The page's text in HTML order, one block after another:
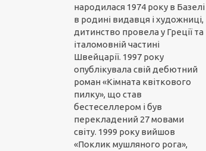
народилася 1974 року в Базелі
в родині видавця і художниці,
дитинство провела у Греції та
італомовній частині
Швейцарії. 1997 року
опублікувала свій дебютний
роман «Кімната квіткового
пилку», що став
бестеселлером і був
перекладений 27 мовами
світу. 1999 року вийшов
«Поклик мушляного рога»,